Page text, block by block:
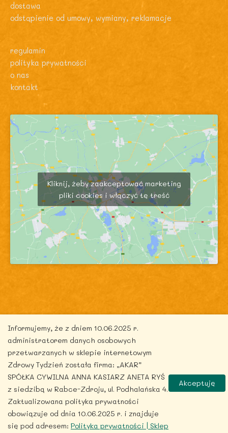
dostawa
odstąpienie od umowy, wymiany, reklamacje
regulamin
polityka prywatności
o nas
kontakt
Kliknij, żeby zaakceptować marketing
pliki cookies i włączyć tę treść
ITentego.pl
Informujemy, że z dniem 10.06.2025 r.
administratorem danych osobowych
przetwarzanych w sklepie internetowym
Zdrowy Tydzień została firma: „AKAR”
SPÓŁKA CYWILNA ANNA KASIARZ ANETA RYŚ
z siedzibą w Rabce-Zdroju, ul. Podhalańska 4.
Zaktualizowana polityka prywatności
obowiązuje od dnia 10.06.2025 r. i znajduje
się pod adresem: Polityka prywatności | Sklep
Akceptuję